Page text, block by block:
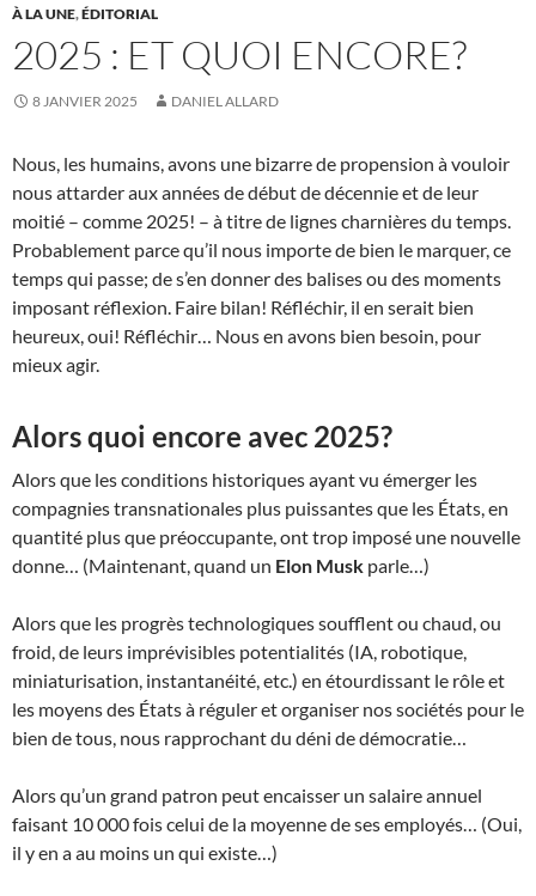
À LA UNE,ÉDITORIAL
2025 : ET QUOI ENCORE?
8 JANVIER 2025 DANIEL ALLARD
Nous, les humains, avons une bizarre de propension à vouloir
nous attarder aux années de début de décennie et de leur
moitié – comme 2025! – à titre de lignes charnières du temps.
Probablement parce qu’il nous importe de bien le marquer, ce
temps qui passe; de s’en donner des balises ou des moments
imposant réflexion. Faire bilan! Réfléchir, il en serait bien
heureux, oui! Réfléchir… Nous en avons bien besoin, pour
mieux agir.
Alors quoi encore avec 2025?
Alors que les conditions historiques ayant vu émerger les
compagnies transnationales plus puissantes que les États, en
quantité plus que préoccupante, ont trop imposé une nouvelle
donne… (Maintenant, quand un Elon Musk parle…)
Alors que les progrès technologiques soufflent ou chaud, ou
froid, de leurs imprévisibles potentialités (IA, robotique,
miniaturisation, instantanéité, etc.) en étourdissant le rôle et
les moyens des États à réguler et organiser nos sociétés pour le
bien de tous, nous rapprochant du déni de démocratie…
Alors qu’un grand patron peut encaisser un salaire annuel
faisant 10 000 fois celui de la moyenne de ses employés… (Oui,
il y en a au moins un qui existe…)